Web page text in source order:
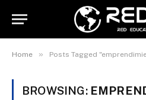
Home » Posts Tagged
BROWSING: